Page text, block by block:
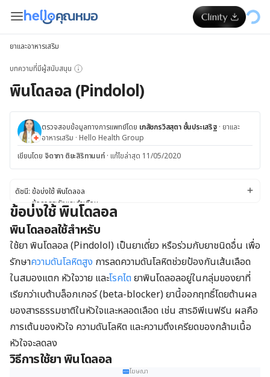
ยาและอาหารเสริม
บทความที่มีผู้สนับสนุน
พินโดลอล (Pindolol)
ตรวจสอบข้อมูลทางการแพทย์โดย เภสัชกรวิสสุตา ชั้นประเสริฐ · ยาและ
อาหารเสริม · Hello Health Group
เขียนโดย จิดาภา ติยะสิริทานนท์ · แก้ไขล่าสุด 11/05/2020
ดัชนี: ข้อบ่งใช้ พินโดลอล
ข้อควรระวังและคำเตือน
Side effects
ปฏิกิริยาของยา
ขนาดยา
ข้อบ่งใช้ พินโดลอล
พินโดลอลใช้สำหรับ
ใช้ยา พินโดลอล (Pindolol) เป็นยาเดี่ยว หรือร่วมกับยาชนิดอื่น เพื่อ
รักษาความดันโลหิตสูง การลดความดันโลหิตช่วยป้องกันเส้นเลือด
ในสมองแตก หัวใจวาย และโรคไต ยาพินโดลอลอยู่ในกลุ่มของยาที่
เรียกว่าเบต้าบล็อกเกอร์ (beta-blocker) ยานี้ออกฤทธิ์โดยต้านผล
ของสารธรรมชาติในหัวใจและหลอดเลือด เช่น สารอิพีเนฟรีน ผลคือ
การเต้นของหัวใจ ความดันโลหิต และความตึงเครียดของกล้ามเนื้อ
หัวใจจะลดลง
วิธีการใช้ยา พินโดลอล
โฆษณา